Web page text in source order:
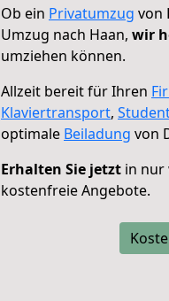
Ob ein Privatumzug von
Umzug nach Haan, wir
umziehen können.
Allzeit bereit für Ihren
Klaviertransport,
optimale Beiladung von
Erhalten Sie jetzt in nur
kostenfreie Angebote.